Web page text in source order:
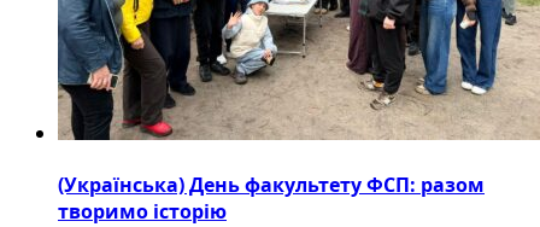
(Українська) День факультету ФСП: разом
творимо історію